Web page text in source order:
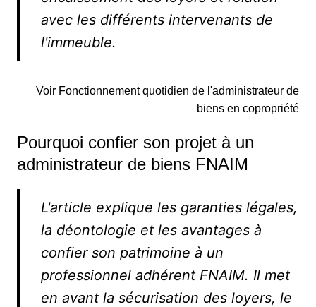
avec les différents intervenants de
l'immeuble.
Voir Fonctionnement quotidien de l'administrateur de
biens en copropriété
Pourquoi confier son projet à un
administrateur de biens FNAIM
L'article explique les garanties légales,
la déontologie et les avantages à
confier son patrimoine à un
professionnel adhérent FNAIM. Il met
en avant la sécurisation des loyers, le